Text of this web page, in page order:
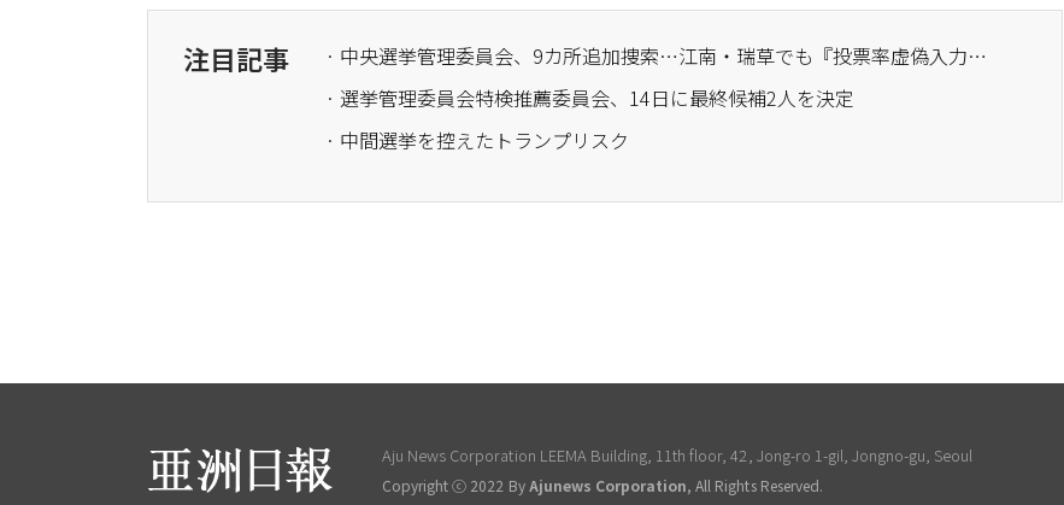
注目記事
· 中央選挙管理委員会、9カ所追加捜索…江南・瑞草でも『投票率虚偽入力』の疑い
· 選挙管理委員会特検推薦委員会、14日に最終候補2人を決定
· 中間選挙を控えたトランプリスク
Aju News Corporation LEEMA Building, 11th floor, 42, Jong-ro 1-gil, Jongno-gu, Seoul
Copyright ⓒ 2022 ByAjunews Corporation, All Rights Reserved.